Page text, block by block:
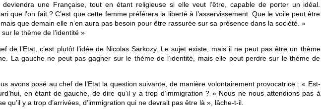
une Française, tout en étant religieuse si elle veut l’être, capable de porter un idéal.
que l’on fait ? C’est que cette femme préférera la liberté à l’asservissement. Que le voile peut être
que demain elle n’en aura pas besoin pour être rassurée sur sa présence dans la société. »
le thème de l’identité »
de l’Etat, c’est plutôt l’idée de Nicolas Sarkozy. Le sujet existe, mais il ne peut pas être un thème
La gauche ne peut pas gagner sur le thème de l’identité, mais elle peut perdre sur le thème de
avons posé au chef de l’Etat la question suivante, de manière volontairement provocatrice : « Est-
en étant de gauche, de dire qu’il y a trop d’immigration ? » Nous ne nous attendions pas à
qu’il y a trop d’arrivées, d’immigration qui ne devrait pas être là », lâche-t-il.